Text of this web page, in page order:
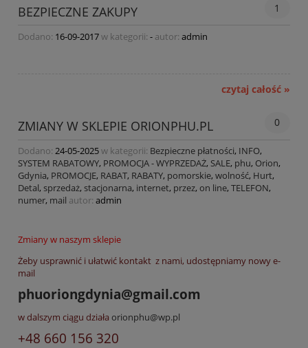
BEZPIECZNE ZAKUPY 1
Dodano: 16-09-2017w kategorii: - autor: admin
czytaj całość »
ZMIANY W SKLEPIE ORIONPHU.PL 0
Dodano: 24-05-2025w kategorii: Bezpieczne płatności, INFO,
SYSTEM RABATOWY, PROMOCJA - WYPRZEDAŻ, SALE, phu, Orion,
Gdynia, PROMOCJE, RABAT, RABATY, pomorskie, wolność, Hurt,
Detal, sprzedaż, stacjonarna, internet, przez, on line, TELEFON,
numer, mail autor: admin
Zmiany w naszym sklepie
Żeby usprawnić i ułatwić kontakt z nami, udostępniamy nowy e-
mail
phuoriongdynia@gmail.com
w dalszym ciągu działa orionphu@wp.pl
+48 660 156 320